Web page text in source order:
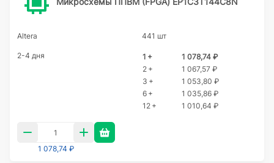
Altera 441 шт
2-4 дня 1 +
1 078,74 ₽
2 +
1 067,57 ₽
3 +
1 053,80 ₽
6 +
1 035,86 ₽
12 +
1 010,64 ₽
1 078,74 ₽